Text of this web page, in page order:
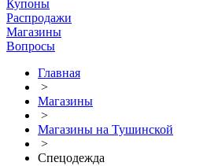
Купоны
Распродажи
Магазины
Вопросы
Главная
>
Магазины
>
Магазины на Тушинской
>
Спецодежда